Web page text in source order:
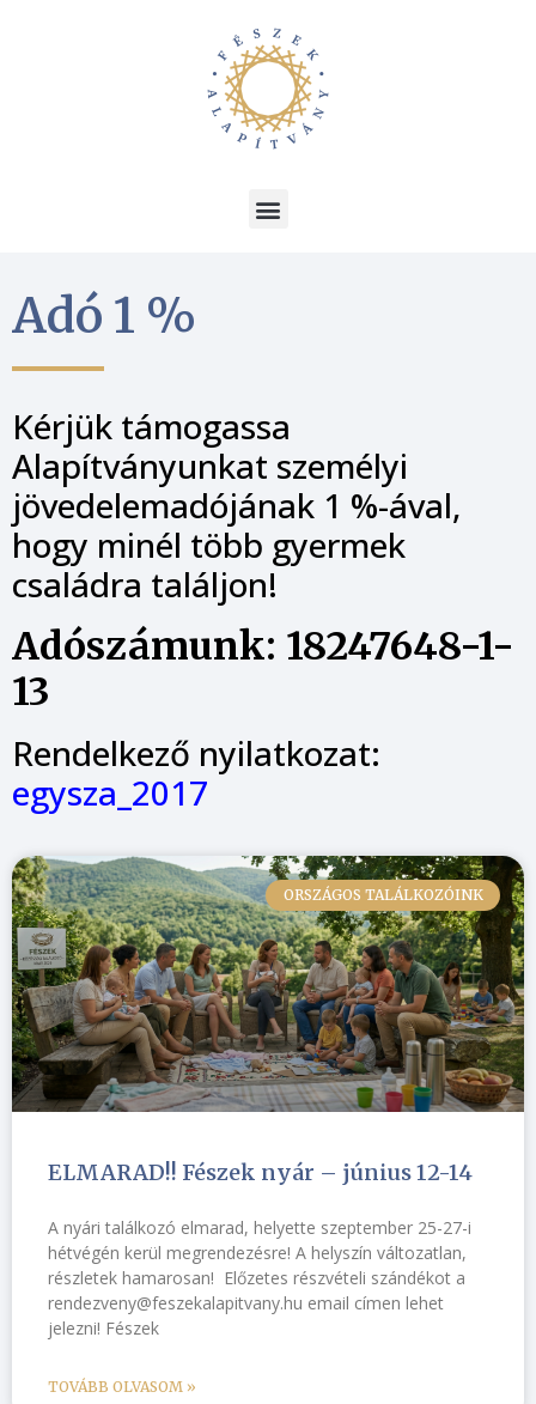
Adó 1 %
Kérjük támogassa
Alapítványunkat személyi
jövedelemadójának 1 %-ával,
hogy minél több gyermek
családra találjon!
Adószámunk: 18247648-1-
13
Rendelkező nyilatkozat:
egysza_2017
ORSZÁGOS TALÁLKOZÓINK
ELMARAD!! Fészek nyár – június 12-14
A nyári találkozó elmarad, helyette szeptember 25-27-i
hétvégén kerül megrendezésre! A helyszín változatlan,
részletek hamarosan! Előzetes részvételi szándékot a
rendezveny@feszekalapitvany.hu email címen lehet
jelezni! Fészek
TOVÁBB OLVASOM »